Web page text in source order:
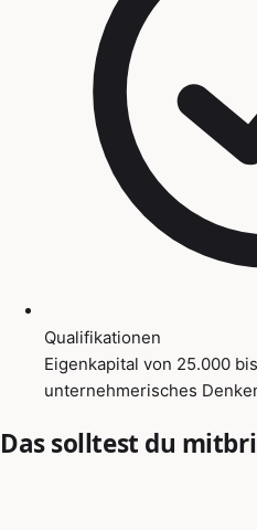
Qualifikationen
Eigenkapital von 25.000
unternehmerisches
Das solltest du